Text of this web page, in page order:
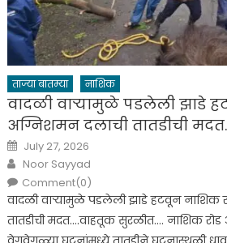
ताज्या बातम्या नाशिक
वादळी वाऱ्यामुळे पडलेली झाडे
अग्निशमन दलाची तातडीची
Posted
on
July 27, 2026
Author
Noor Sayyad
Comment(0)
वादळी वाऱ्यामुळे पडलेली झाडे हटवून नाशिक
तातडीची मदत….वाहतूक सुरळीत…. नाशिक